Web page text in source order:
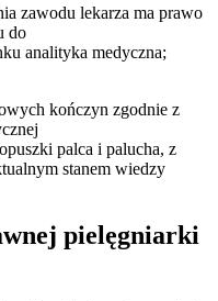
zawodu lekarza ma prawo
do
analityka medyczna;
kończyn zgodnie z
palca i palucha, z
stanem wiedzy
pielęgniarki